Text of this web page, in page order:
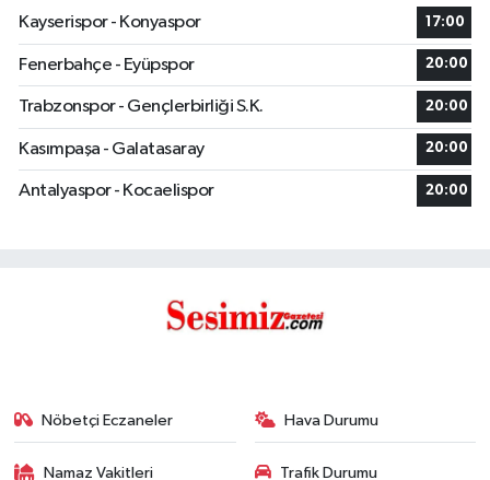
Kayserispor - Konyaspor
17:00
Fenerbahçe - Eyüpspor 20:00
Trabzonspor - Gençlerbirliği S.K. 20:00
Kasımpaşa - Galatasaray 20:00
Antalyaspor - Kocaelispor 20:00
Nöbetçi Eczaneler Hava Durumu
Namaz Vakitleri Trafik Durumu